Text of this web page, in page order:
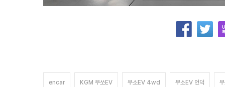
encar KGM 무쏘EV 무소EV 4wd 무소EV 언덕